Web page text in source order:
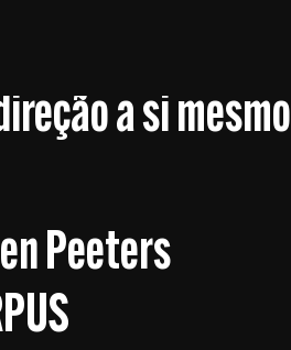
a si mesmo
Peeters